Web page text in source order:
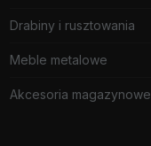
Drabiny i rusztowania
Meble metalowe
Akcesoria magazynowe